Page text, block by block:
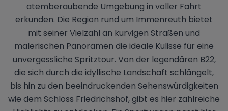
atemberaubende Umgebung in voller Fahrt
erkunden. Die Region rund um Immenreuth bietet
mit seiner Vielzahl an kurvigen Straßen und
malerischen Panoramen die ideale Kulisse für eine
unvergessliche Spritztour. Von der legendären B22,
die sich durch die idyllische Landschaft schlängelt,
bis hin zu den beeindruckenden Sehenswürdigkeiten
wie dem Schloss Friedrichshof, gibt es hier zahlreiche